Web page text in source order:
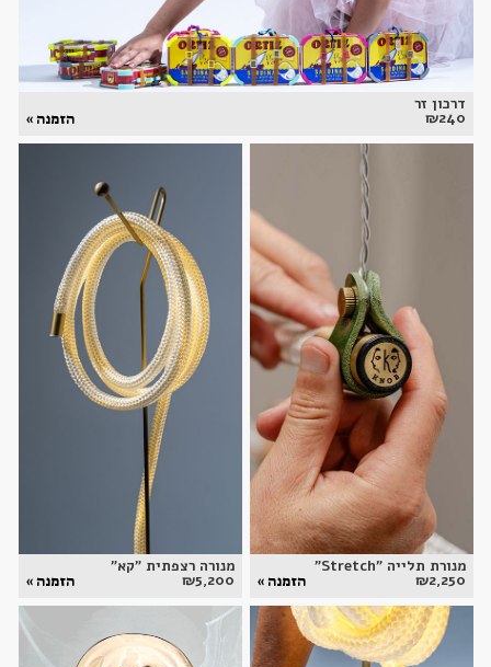
דרכון זר
₪240 הזמנה »
מנורת תלייה "Stretch"
₪2,250 הזמנה »
מנורה רצפתית "קא"
₪5,200 הזמנה »